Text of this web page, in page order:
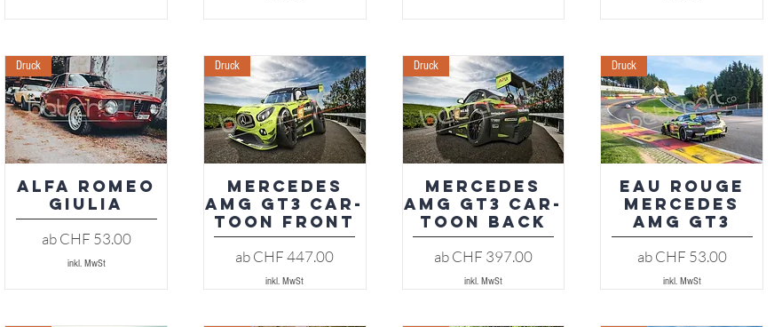
Schnellansicht
Druck
Alfa Romeo
Giulia
abCHF 53.00
Sale-Preis
inkl. MwSt
Schnellansicht
Druck
Mercedes
AMG GT3 Car-
Toon Front
abCHF 447.00
Sale-Preis
inkl. MwSt
Schnellansicht
Druck
Mercedes
AMG GT3 Car-
Toon Back
abCHF 397.00
Sale-Preis
inkl. MwSt
Schnellansicht
Druck
Eau Rouge
Mercedes
AMG GT3
abCHF 53.00
Sale-Preis
inkl. MwSt